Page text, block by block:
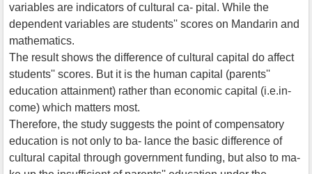
variables are indicators of cultural ca- pital. While the
dependent variables are students'' scores on Mandarin and
mathematics.
The result shows the difference of cultural capital do affect
students'' scores. But it is the human capital (parents''
education attainment) rather than economic capital (i.e.in-
come) which matters most.
Therefore, the study suggests the point of compensatory
education is not only to ba- lance the basic difference of
cultural capital through government funding, but also to ma-